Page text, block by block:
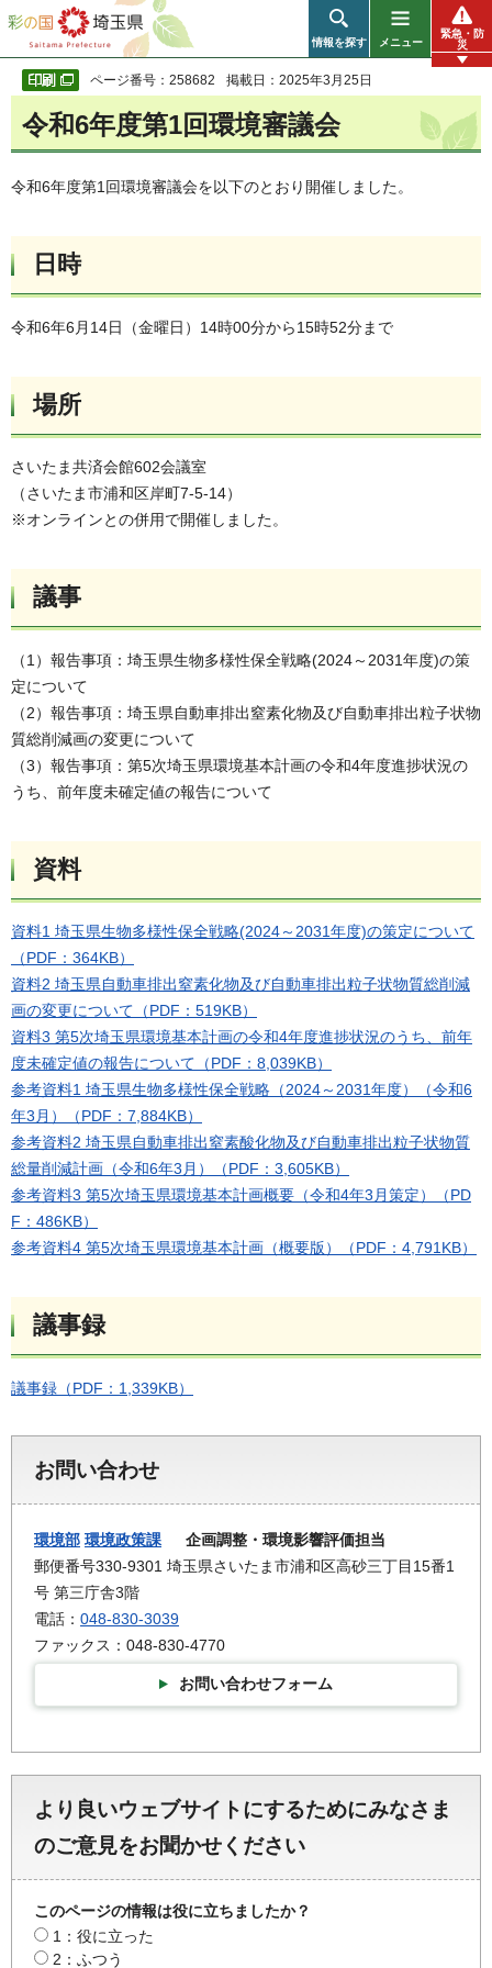
彩の国 埼玉県
情報を探す メニュー
緊急・防
災
ページ番号：258682 掲載日：2025年3月25日
令和6年度第1回環境審議会
令和6年度第1回環境審議会を以下のとおり開催しました。
日時
令和6年6月14日（金曜日）14時00分から15時52分まで
場所
さいたま共済会館602会議室
（さいたま市浦和区岸町7-5-14）
※オンラインとの併用で開催しました。
議事
（1）報告事項：埼玉県生物多様性保全戦略(2024～2031年度)の策
定について
（2）報告事項：埼玉県自動車排出窒素化物及び自動車排出粒子状物
質総削減画の変更について
（3）報告事項：第5次埼玉県環境基本計画の令和4年度進捗状況の
うち、前年度未確定値の報告について
資料
資料1 埼玉県生物多様性保全戦略(2024～2031年度)の策定について
（PDF：364KB）
資料2 埼玉県自動車排出窒素化物及び自動車排出粒子状物質総削減
画の変更について（PDF：519KB）
資料3 第5次埼玉県環境基本計画の令和4年度進捗状況のうち、前年
度未確定値の報告について（PDF：8,039KB）
参考資料1 埼玉県生物多様性保全戦略（2024～2031年度）（令和6
年3月）（PDF：7,884KB）
参考資料2 埼玉県自動車排出窒素酸化物及び自動車排出粒子状物質
総量削減計画（令和6年3月）（PDF：3,605KB）
参考資料3 第5次埼玉県環境基本計画概要（令和4年3月策定）（PD
F：486KB）
参考資料4 第5次埼玉県環境基本計画（概要版）（PDF：4,791KB）
議事録
議事録（PDF：1,339KB）
お問い合わせ
環境部 環境政策課 企画調整・環境影響評価担当
郵便番号330-9301 埼玉県さいたま市浦和区高砂三丁目15番1
号 第三庁舎3階
電話： 048-830-3039
ファックス：048-830-4770
お問い合わせフォーム
より良いウェブサイトにするためにみなさま
のご意見をお聞かせください
このページの情報は役に立ちましたか？
1：役に立った
2：ふつう